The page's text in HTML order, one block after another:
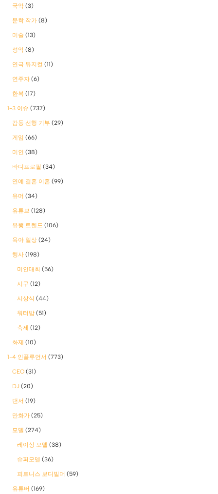
국악 (3)
문학 작가 (8)
미술 (13)
성악 (8)
연극 뮤지컬 (11)
연주자 (6)
한복 (17)
1-3 이슈 (737)
감동 선행 기부 (29)
게임 (66)
미인 (38)
바디프로필 (34)
연예 결혼 이혼 (99)
유머 (34)
유튜브 (128)
유행 트렌드 (106)
육아 일상 (24)
행사 (198)
미인대회 (56)
시구 (12)
시상식 (44)
워터밤 (51)
축제 (12)
화제 (10)
1-4 인플루언서 (773)
CEO (31)
DJ (20)
댄서 (19)
만화가 (25)
모델 (274)
레이싱 모델 (38)
슈퍼모델 (36)
피트니스 보디빌더 (59)
유튜버 (169)